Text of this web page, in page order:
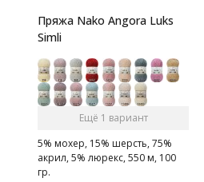
Пряжа Nako Angora Luks
Simli
Ещё 1 вариант
5% мохер, 15% шерсть, 75%
акрил, 5% люрекс, 550 м, 100
гр.